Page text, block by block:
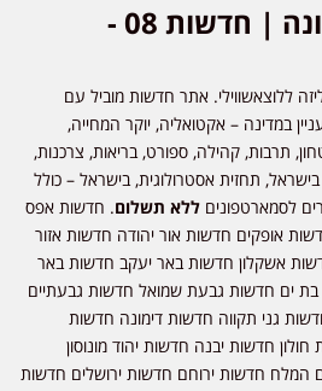
חדשות אפס שמונה | חדשות 08 -
ללוצאשווילי. אתר חדשות מוביל עם
במדינה – אקטואליה, יוקר המחייה,
תרבות, קהילה, ספורט, בריאות, צרכנות,
בישראל, תחזית אסטרולוגית, בישראל – כולל
לסמארטפונים ללא תשלום. חדשות אפס
אופקים חדשות אור יהודה חדשות אזור
אשקלון חדשות באר יעקב חדשות באר
ים חדשות גבעת שמואל חדשות גבעתיים
גני תקווה חדשות דימונה חדשות
חדשות יבנה חדשות יהוד מונוסון
המלח חדשות ירוחם חדשות ירושלים חדשות